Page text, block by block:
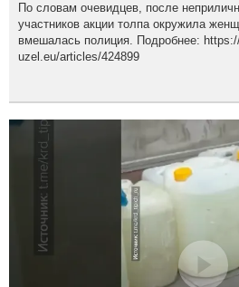
По словам очевидцев, после
участников акции толпа окружила
вмешалась полиция. Подробнее:
uzel.eu/articles/424899